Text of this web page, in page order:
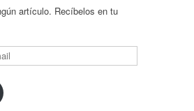
artículo. Recíbelos en tu